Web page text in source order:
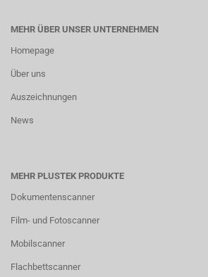
MEHR ÜBER UNSER UNTERNEHMEN
Homepage
Über uns
Auszeichnungen
News
MEHR PLUSTEK PRODUKTE
Dokumentenscanner
Film- und Fotoscanner
Mobilscanner
Flachbettscanner